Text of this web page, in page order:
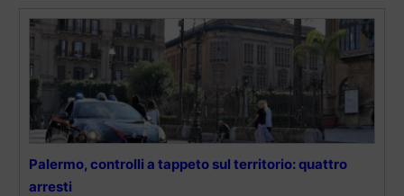
Palermo, controlli a tappeto sul territorio: quattro
arresti